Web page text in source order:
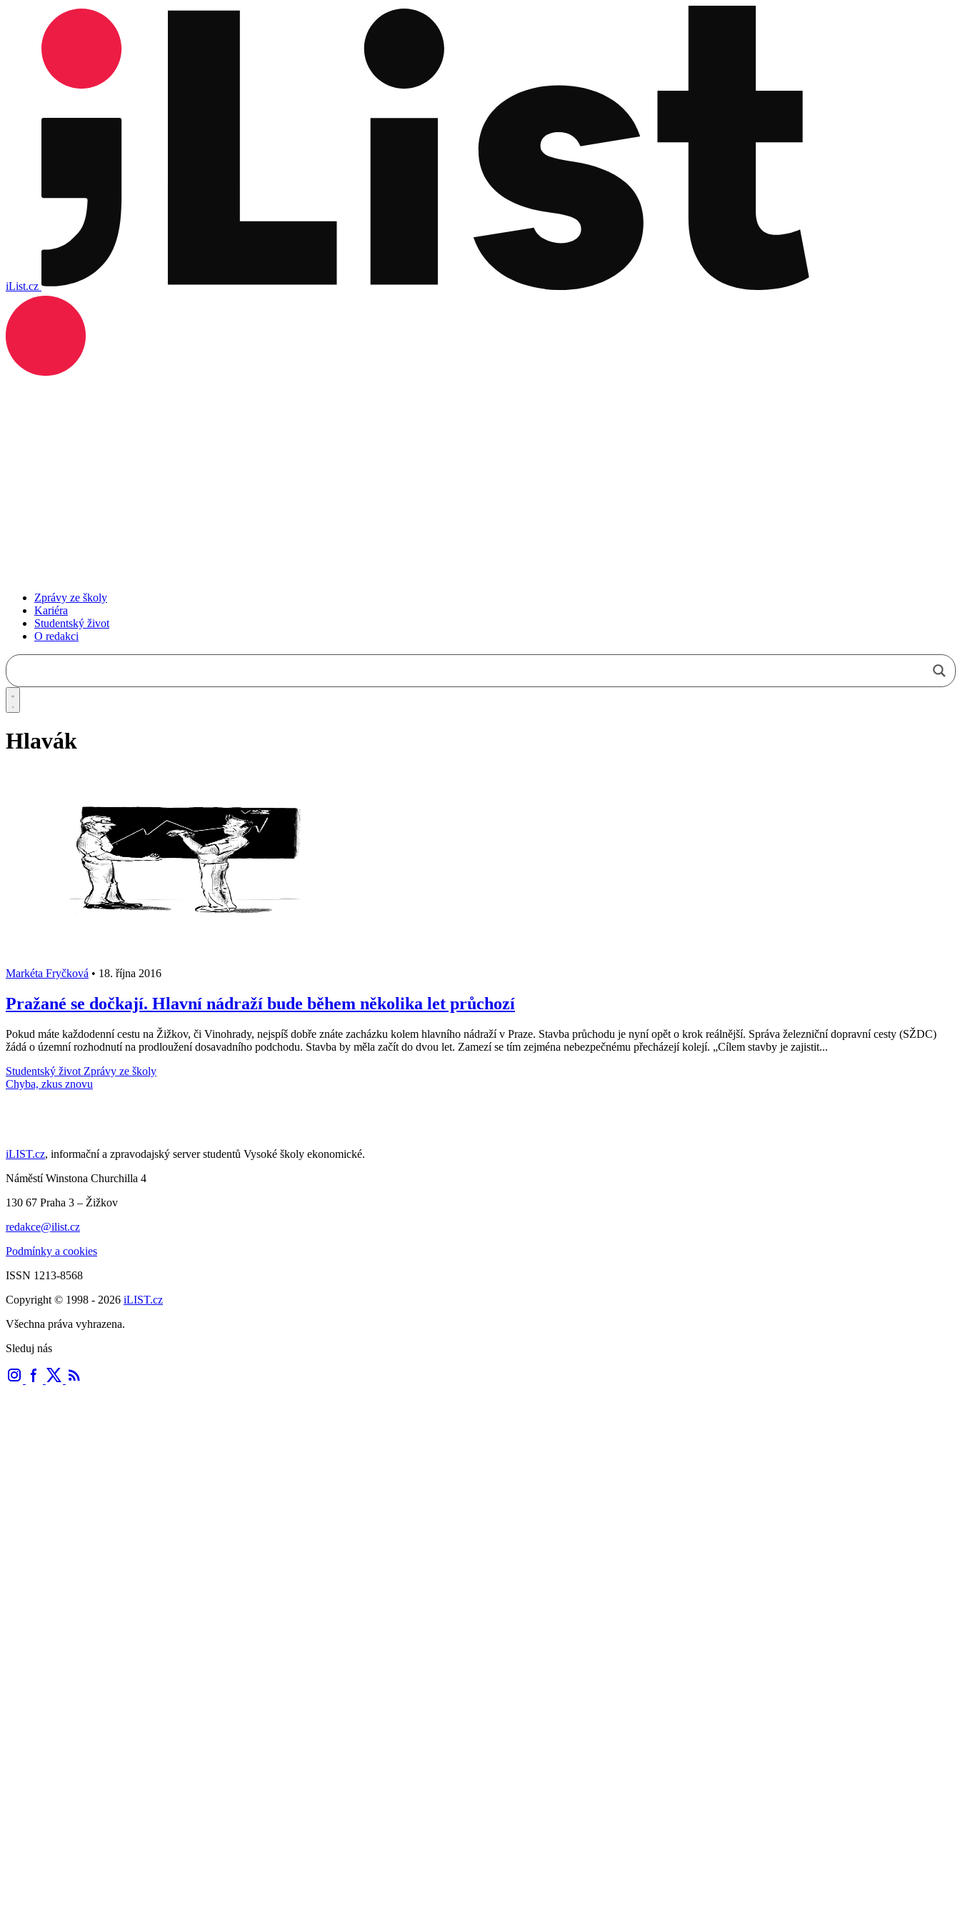
iList.cz
Zprávy ze školy
Kariéra
Studentský život
O redakci
Hlavák
Markéta Fryčková • 18. října 2016
Pražané se dočkají. Hlavní nádraží bude během několika let průchozí
Pokud máte každodenní cestu na Žižkov, či Vinohrady, nejspíš dobře znáte zacházku kolem hlavního nádraží v Praze. Stavba průchodu je nyní opět o krok reálnější. Správa železniční dopravní cesty (SŽDC)
žádá o územní rozhodnutí na prodloužení dosavadního podchodu. Stavba by měla začít do dvou let. Zamezí se tím zejména nebezpečnému přecházejí kolejí. „Cílem stavby je zajistit...
Studentský život Zprávy ze školy
Načti další články
iLIST.cz, informační a zpravodajský server studentů Vysoké školy ekonomické.
Náměstí Winstona Churchilla 4
130 67 Praha 3 – Žižkov
redakce@ilist.cz
Podmínky a cookies
ISSN 1213-8568
Copyright © 1998 - 2026 iLIST.cz
Všechna práva vyhrazena.
Sleduj nás